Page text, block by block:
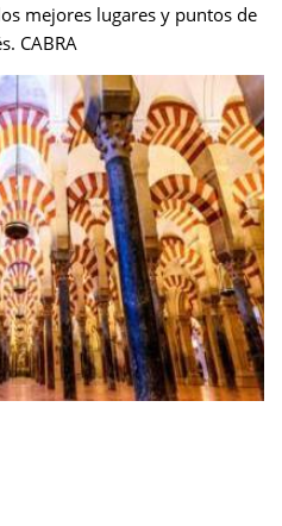
mejores lugares y puntos de
CABRA